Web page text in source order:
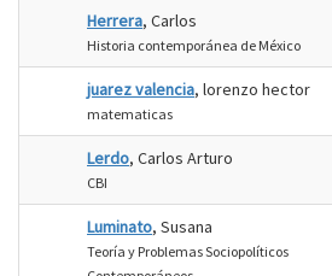
Herrera, Carlos
Historia contemporánea de México
juarez valencia, lorenzo hector
matematicas
Lerdo, Carlos Arturo
CBI
Luminato, Susana
Teoría y Problemas Sociopolíticos